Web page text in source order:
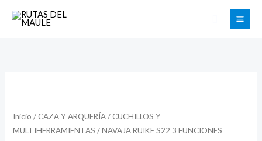
Buscar
Inicio / CAZA Y ARQUERÍA/ CUCHILLOS Y
MULTIHERRAMIENTAS / NAVAJA RUIKE S22 3 FUNCIONES
S22
3